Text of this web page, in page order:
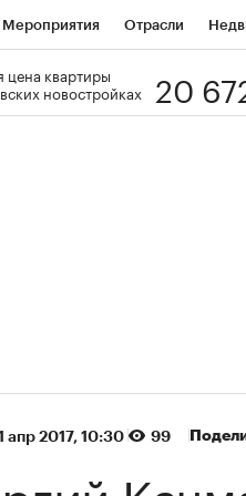
Мероприятия Отрасли
РБК Образование
цена квартиры
новостройках
20
апр 2017, 10:30 99